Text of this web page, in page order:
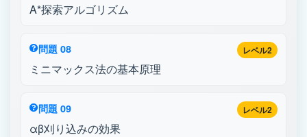
A*探索アルゴリズム
レベル2
問題 08
ミニマックス法の基本原理
レベル2
問題 09
αβ刈り込みの効果